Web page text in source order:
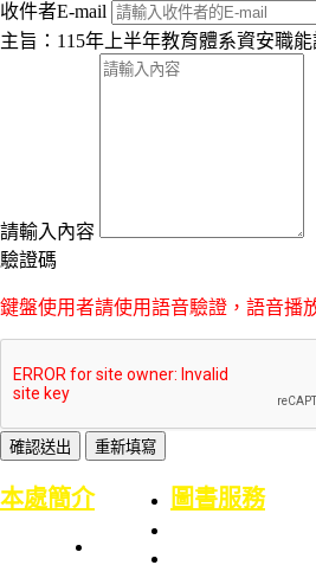
收件者E-mail
主旨：115年上半年教育體系資安職
請輸入內容
驗證碼
鍵盤使用者請使用語音驗證，語音播
本處簡介 圖書服務